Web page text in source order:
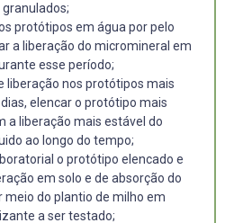
protótipos em água por pelo
a liberação do micromineral em
esse período;
liberação nos protótipos mais
elencar o protótipo mais
a liberação mais estável do
ao longo do tempo;
o protótipo elencado e
em solo e de absorção do
meio do plantio de milho em
a ser testado;